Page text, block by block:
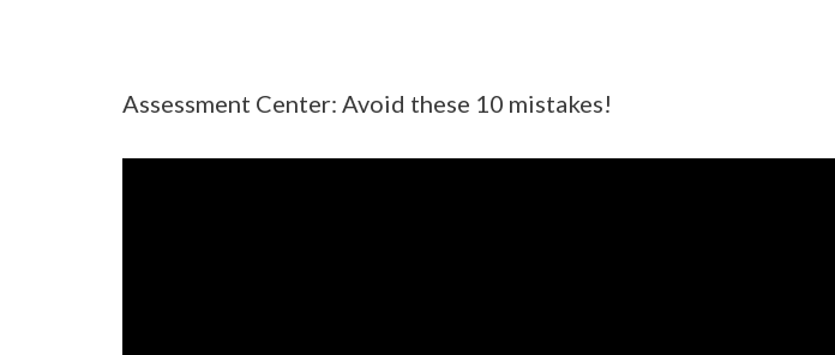
Assessment Center: Avoid these 10 mistakes!